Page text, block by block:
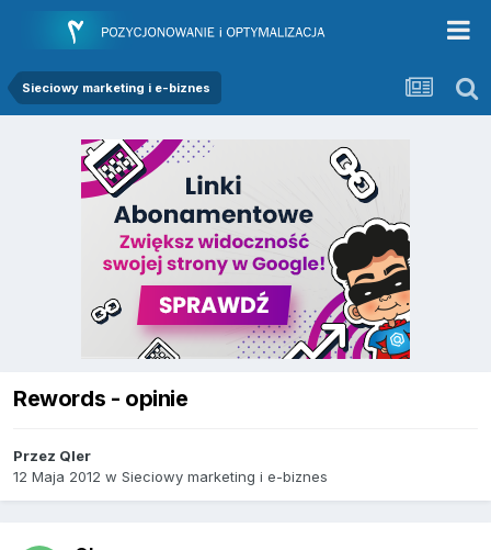
Sieciowy marketing i e-biznes
Rewords - opinie
Przez Qler
12 Maja 2012 w Sieciowy marketing i e-biznes